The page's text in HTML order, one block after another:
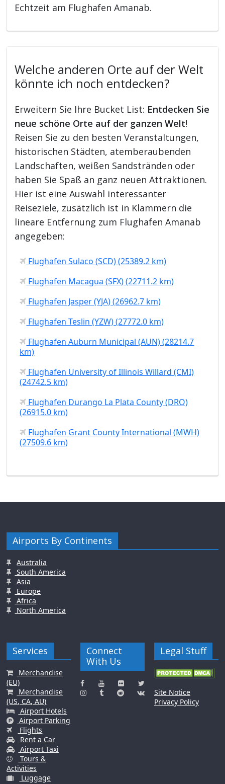
Echtzeit am Flughafen Amanab.
Welche anderen Orte auf der Welt
könnte ich noch entdecken?
Erweitern Sie Ihre Bucket List: Entdecken Sie
neue schöne Orte auf der ganzen Welt!
Reisen Sie zu den besten Veranstaltungen,
historischen Städten, atemberaubenden
Landschaften, weißen Sandstränden oder
haben Sie Spaß an ganz neuen Attraktionen.
Hier ist eine Auswahl interessanter
Reiseziele, zusätzlich ist in Klammern die
lineare Entfernung zum Flughafen Amanab
angegeben:
Flughafen Sulaco (SCD) (25389.2 km)
Flughafen Macagua (SFX) (22711.2 km)
Flughafen Jasper (YJA) (26962.7 km)
Flughafen Teslin (YZW) (27772.0 km)
Flughafen Auburn Municipal (AUN) (28214.7
km)
Flughafen University of Illinois Willard (CMI)
(24742.5 km)
Flughafen Durango La Plata County (DRO)
(26915.0 km)
Flughafen Grant County International (MWH)
(27509.6 km)
Airports By Continents
Australia
South America
Asia
Europe
Africa
North America
Services
Merchandise
(EU)
Merchandise
(US, CA, AU)
Airport Hotels
Airport Parking
Flights
Rent a Car
Airport Taxi
Tours &
Activities
Luggage
Connect
With Us
Legal Stuff
Site Notice
Privacy Policy